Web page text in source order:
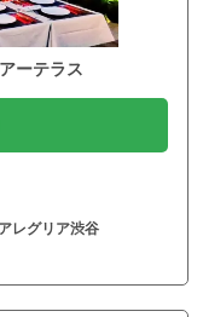
ーテラス
レグリア渋谷